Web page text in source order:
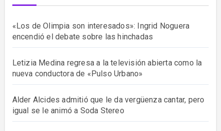
«Los de Olimpia son interesados»: Ingrid Noguera
encendió el debate sobre las hinchadas
Letizia Medina regresa a la televisión abierta como la
nueva conductora de «Pulso Urbano»
Alder Alcides admitió que le da vergüenza cantar, pero
igual se le animó a Soda Stereo